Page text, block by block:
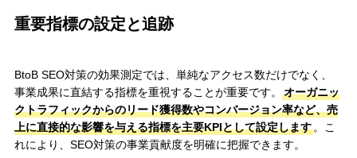
重要指標の設定と追跡
BtoB SEO対策の効果測定では、単純なアクセス数だけでなく、
事業成果に直結する指標を重視することが重要です。
オーガニッ
クトラフィックからのリード獲得数やコンバージョン率など、売
上に直接的な影響を与える指標を主要KPIとして設定します。こ
れにより、SEO対策の事業貢献度を明確に把握できます。